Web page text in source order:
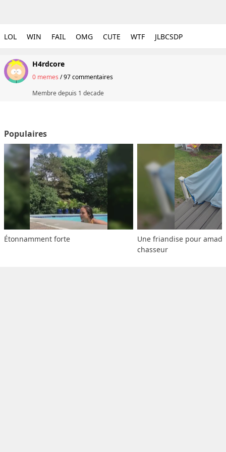
LOL WIN FAIL OMG CUTE WTF JLBCSDP
H4rdcore
0 memes /97 commentaires
Membre depuis 1 decade
Populaires
Étonnamment forte
Une friandise pour
chasseur